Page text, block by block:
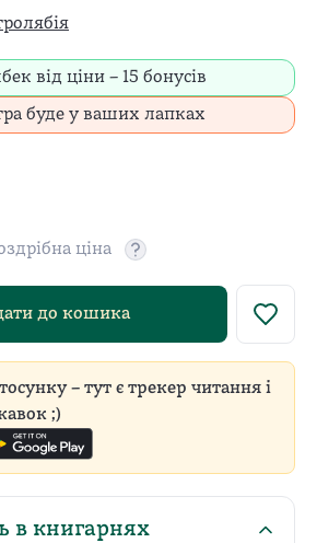
від ціни – 15 бонусів
буде у ваших лапках
ціна
до кошика
– тут є трекер читання і
;)
в книгарнях